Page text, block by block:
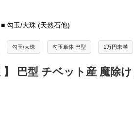
■ 勾玉/大珠 (天然石他)
勾玉/大珠 勾玉単体 巴型 1万円未満
】 巴型 チベット産 魔除